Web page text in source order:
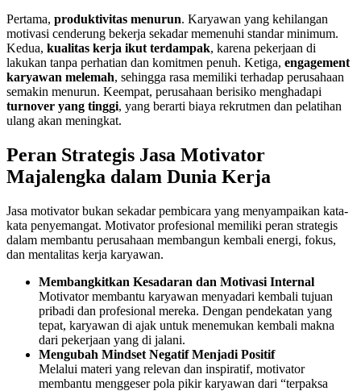
Pertama, produktivitas menurun. Karyawan yang kehilangan
motivasi cenderung bekerja sekadar memenuhi standar minimum.
Kedua, kualitas kerja ikut terdampak, karena pekerjaan di
lakukan tanpa perhatian dan komitmen penuh. Ketiga, engagement
karyawan melemah, sehingga rasa memiliki terhadap perusahaan
semakin menurun. Keempat, perusahaan berisiko menghadapi
turnover yang tinggi, yang berarti biaya rekrutmen dan pelatihan
ulang akan meningkat.
Peran Strategis Jasa Motivator
Majalengka dalam Dunia Kerja
Jasa motivator bukan sekadar pembicara yang menyampaikan kata-
kata penyemangat. Motivator profesional memiliki peran strategis
dalam membantu perusahaan membangun kembali energi, fokus,
dan mentalitas kerja karyawan.
Membangkitkan Kesadaran dan Motivasi Internal
Motivator membantu karyawan menyadari kembali tujuan
pribadi dan profesional mereka. Dengan pendekatan yang
tepat, karyawan di ajak untuk menemukan kembali makna
dari pekerjaan yang di jalani.
Mengubah Mindset Negatif Menjadi Positif
Melalui materi yang relevan dan inspiratif, motivator
membantu menggeser pola pikir karyawan dari “terpaksa